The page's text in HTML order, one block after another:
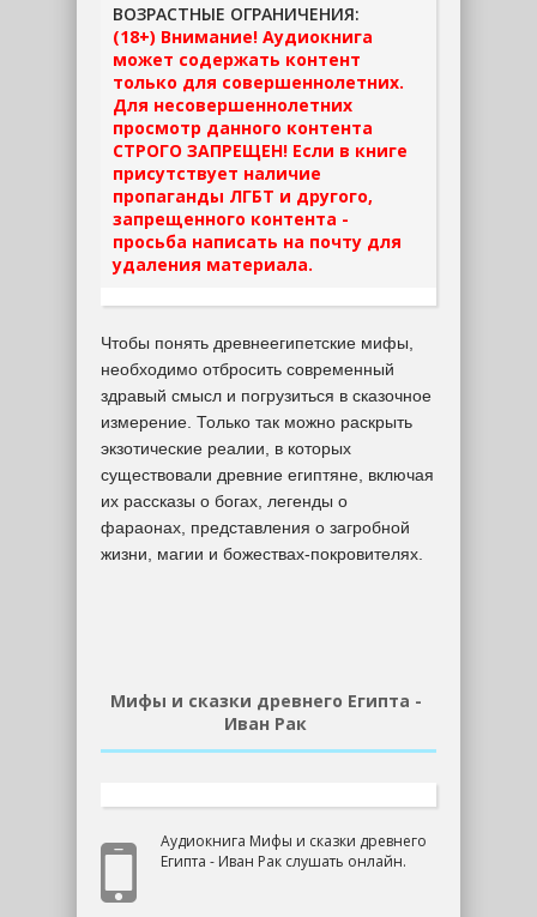
ВОЗРАСТНЫЕ ОГРАНИЧЕНИЯ:
(18+) Внимание! Аудиокнига
может содержать контент
только для совершеннолетних.
Для несовершеннолетних
просмотр данного контента
СТРОГО ЗАПРЕЩЕН! Если в книге
присутствует наличие
пропаганды ЛГБТ и другого,
запрещенного контента -
просьба написать на почту для
удаления материала.
Чтобы понять древнеегипетские мифы,
необходимо отбросить современный
здравый смысл и погрузиться в сказочное
измерение. Только так можно раскрыть
экзотические реалии, в которых
существовали древние египтяне, включая
их рассказы о богах, легенды о
фараонах, представления о загробной
жизни, магии и божествах-покровителях.
Мифы и сказки древнего Египта -
Иван Рак
Аудиокнига Мифы и сказки древнего
Египта - Иван Рак слушать онлайн.